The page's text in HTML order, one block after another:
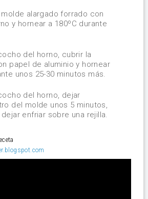
alargado forrado con
y hornear a 180ºC durante
del horno, cubrir la
papel de aluminio y hornear
unos 25-30 minutos más.
del horno, dejar
del molde unos 5 minutos,
enfriar sobre una rejilla.